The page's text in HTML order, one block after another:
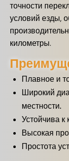
точности
условий езды,
километры.
Плавное и
Широкий
местности.
Устойчива
Высокая
Простота